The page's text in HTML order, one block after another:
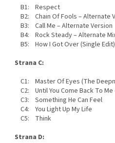
B1: Respect
B2: Chain Of Fools – Alternate
B3: Call Me – Alternate Version
B4: Rock Steady – Alternate
B5: How I Got Over (Single
Strana C:
C1: Master Of Eyes (The
C2: Until You Come Back To Me
C3: Something He Can Feel
C4: You Light Up My Life
C5: Think
Strana D: